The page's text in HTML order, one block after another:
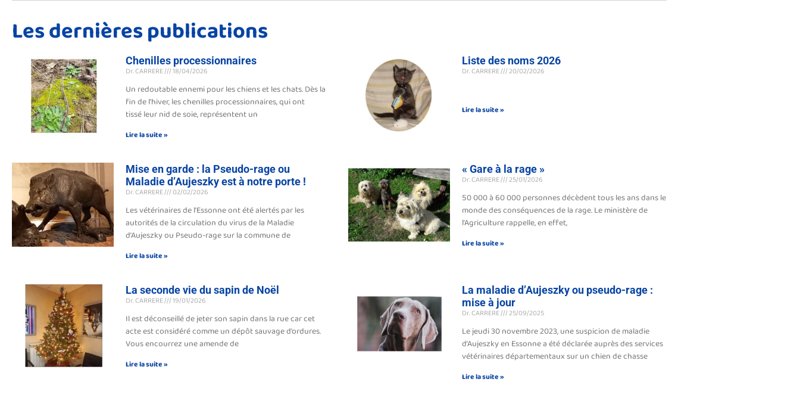
Les dernières publications
Chenilles processionnaires
Dr. CARRERE 18/04/2026
Un redoutable ennemi pour les chiens et les chats. Dès la
fin de l’hiver, les chenilles processionnaires, qui ont
tissé leur nid de soie, représentent un
Lire la suite »
Liste des noms 2026
Dr. CARRERE 20/02/2026
Lire la suite »
Mise en garde : la Pseudo-rage ou
Maladie d’Aujeszky est à notre porte !
Dr. CARRERE 02/02/2026
Les vétérinaires de l’Essonne ont été alertés par les
autorités de la circulation du virus de la Maladie
d’Aujeszky ou Pseudo-rage sur la commune de
Lire la suite »
« Gare à la rage »
Dr. CARRERE 25/01/2026
50 000 à 60 000 personnes décèdent tous les ans dans le
monde des conséquences de la rage. Le ministère de
l’Agriculture rappelle, en effet,
Lire la suite »
La seconde vie du sapin de Noël
Dr. CARRERE 19/01/2026
Il est déconseillé de jeter son sapin dans la rue car cet
acte est considéré comme un dépôt sauvage d’ordures.
Vous encourrez une amende de
Lire la suite »
La maladie d’Aujeszky ou pseudo-rage :
mise à jour
Dr. CARRERE 25/09/2025
Le jeudi 30 novembre 2023, une suspicion de maladie
d’Aujeszky en Essonne a été déclarée auprès des services
vétérinaires départementaux sur un chien de chasse
Lire la suite »